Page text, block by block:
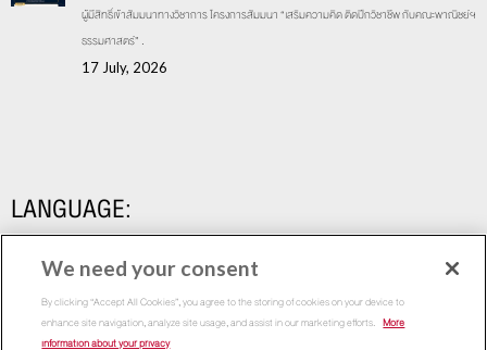
ผู้มีสิทธิ์เข้าสัมมนาทางวิชาการ โครงการสัมมนา “เสริมความคิด ติดปีกวิชาชีพ กับคณะพาณิชย์ฯ
ธรรมศาสตร์” .
17 July, 2026
LANGUAGE:
We need your consent
By clicking “Accept All Cookies”, you agree to the storing of cookies on your device to
enhance site navigation, analyze site usage, and assist in our marketing efforts. More
information about your privacy